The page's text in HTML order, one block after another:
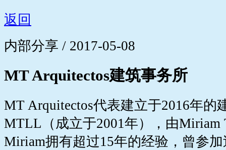
返回
内部分享 / 2017-05-08
MT Arquitectos建筑事务所
MT Arquitectos代表建立于2016年的
MTLL（成立于2001年），由Miriam
Miriam拥有超过15年的经验，曾参